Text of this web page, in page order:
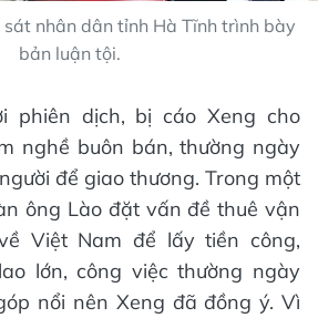
nhân dân tỉnh Hà Tĩnh trình bày
bản luận tội.
phiên dịch, bị cáo Xeng cho
nghề buôn bán, thường ngày
để giao thương. Trong một
ông Lào đặt vấn đề thuê vận
Việt Nam để lấy tiền công,
lớn, công việc thường ngày
nổi nên Xeng đã đồng ý. Vì